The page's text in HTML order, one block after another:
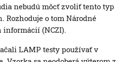
nebudú môcť zvoliť tento typ
Rozhoduje o tom Národné
(NCZI).
LAMP testy používať v